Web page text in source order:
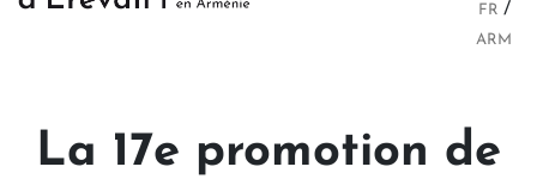
FR
ARM
La 17e promotion de